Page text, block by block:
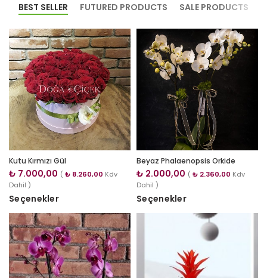
BEST SELLER FUTURED PRODUCTS SALE PRODUCTS
Kutu Kırmızı Gül
₺ 7.000,00 ( ₺ 8.260,00 Kdv
Dahil )
Seçenekler
Beyaz Phalaenopsis Orkide
₺ 2.000,00 ( ₺ 2.360,00 Kdv
Dahil )
Seçenekler